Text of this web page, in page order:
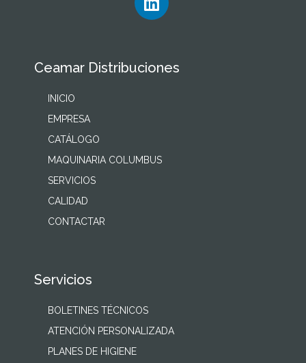
Ceamar Distribuciones
INICIO
EMPRESA
CATÁLOGO
MAQUINARIA COLUMBUS
SERVICIOS
CALIDAD
CONTACTAR
Servicios
BOLETINES TÉCNICOS
ATENCIÓN PERSONALIZADA
PLANES DE HIGIENE